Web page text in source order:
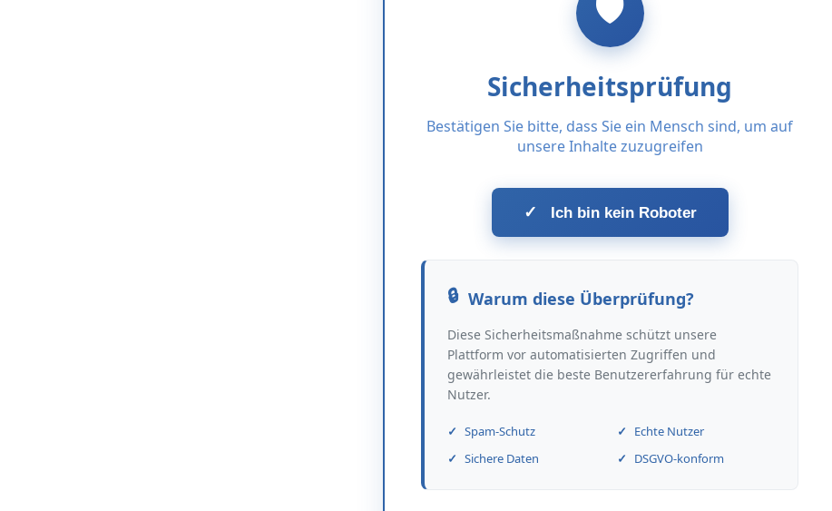
Sicherheitsprüfung
Bestätigen Sie bitte, dass Sie ein Mensch sind, um auf
unsere Inhalte zuzugreifen
✓ Ich bin kein Roboter
Warum diese Überprüfung?
Diese Sicherheitsmaßnahme schützt unsere
Plattform vor automatisierten Zugriffen und
gewährleistet die beste Benutzererfahrung für echte
Nutzer.
Spam-Schutz
Echte Nutzer
Sichere Daten
DSGVO-konform